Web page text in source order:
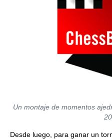
Un montaje de momentos
Desde luego, para ganar un